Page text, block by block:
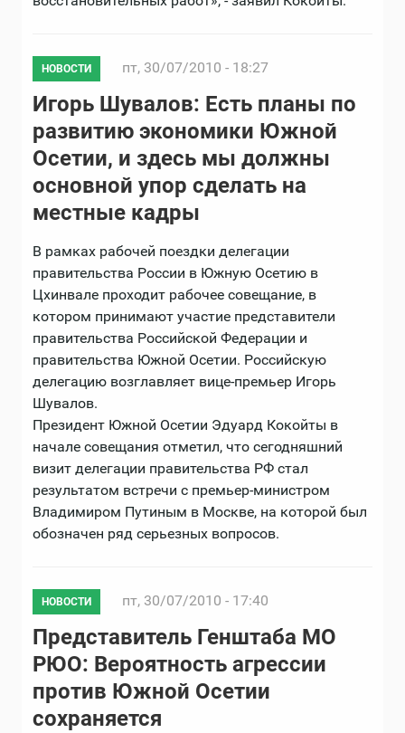
НОВОСТИ пт, 30/07/2010 - 18:27
Игорь Шувалов: Есть планы по
развитию экономики Южной
Осетии, и здесь мы должны
основной упор сделать на
местные кадры
В рамках рабочей поездки делегации
правительства России в Южную Осетию в
Цхинвале проходит рабочее совещание, в
котором принимают участие представители
правительства Российской Федерации и
правительства Южной Осетии. Российскую
делегацию возглавляет вице-премьер Игорь
Шувалов.
Президент Южной Осетии Эдуард Кокойты в
начале совещания отметил, что сегодняшний
визит делегации правительства РФ стал
результатом встречи с премьер-министром
Владимиром Путиным в Москве, на которой был
обозначен ряд серьезных вопросов.
НОВОСТИ пт, 30/07/2010 - 17:40
Представитель Генштаба МО
РЮО: Вероятность агрессии
против Южной Осетии
сохраняется